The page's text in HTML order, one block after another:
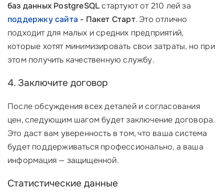
баз данных PostgreSQLстартуют от 210 лей за
поддержку сайта - Пакет Старт. Это отлично
подходит для малых и средних предприятий,
которые хотят минимизировать свои затраты, но при
этом получить качественную службу.
4. Заключите договор
После обсуждения всех деталей и согласования
цен, следующим шагом будет заключение договора.
Это даст вам уверенность в том, что ваша система
будет поддерживаться профессионально, а ваша
информация — защищенной.
Статистические данные